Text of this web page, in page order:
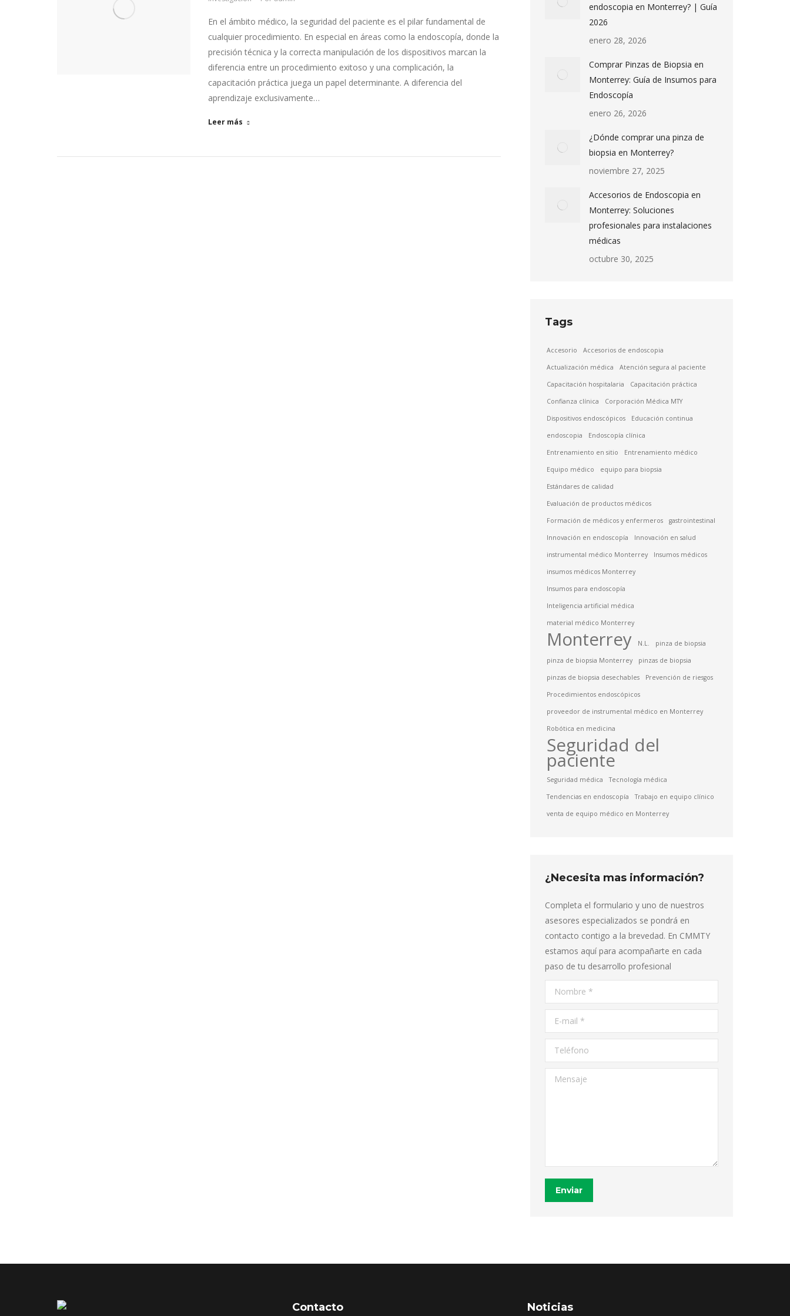
En el ámbito médico, la seguridad del paciente es el pilar fundamental de
cualquier procedimiento. En especial en áreas como la endoscopía, donde la
precisión técnica y la correcta manipulación de los dispositivos marcan la
diferencia entre un procedimiento exitoso y una complicación, la
capacitación práctica juega un papel determinante. A diferencia del
aprendizaje exclusivamente…
Leer más
endoscopia en Monterrey? | Guía
2026
enero 28, 2026
Comprar Pinzas de Biopsia en
Monterrey: Guía de Insumos para
Endoscopía
enero 26, 2026
¿Dónde comprar una pinza de
biopsia en Monterrey?
noviembre 27, 2025
Accesorios de Endoscopia en
Monterrey: Soluciones
profesionales para instalaciones
médicas
octubre 30, 2025
Tags
Accesorio Accesorios de endoscopia
Actualización médica Atención segura al paciente
Capacitación hospitalaria Capacitación práctica
Confianza clínica Corporación Médica MTY
Dispositivos endoscópicos Educación continua
endoscopia Endoscopía clínica
Entrenamiento en sitio Entrenamiento médico
Equipo médico equipo para biopsia
Estándares de calidad
Evaluación de productos médicos
Formación de médicos y enfermeros gastrointestinal
Innovación en endoscopía Innovación en salud
instrumental médico Monterrey Insumos médicos
insumos médicos Monterrey
Insumos para endoscopía
Inteligencia artificial médica
material médico Monterrey
Monterrey N.L. pinza de biopsia
pinza de biopsia Monterrey pinzas de biopsia
pinzas de biopsia desechables Prevención de riesgos
Procedimientos endoscópicos
proveedor de instrumental médico en Monterrey
Robótica en medicina
Seguridad del
paciente
Seguridad médica Tecnología médica
Tendencias en endoscopía Trabajo en equipo clínico
venta de equipo médico en Monterrey
¿Necesita mas información?
Completa el formulario y uno de nuestros
asesores especializados se pondrá en
contacto contigo a la brevedad. En CMMTY
estamos aquí para acompañarte en cada
paso de tu desarrollo profesional
Nombre *
E-mail *
Teléfono
Mensaje
Enviar
Contacto Noticias